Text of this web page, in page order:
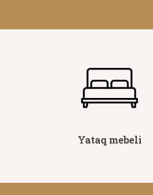
Yataq mebeli